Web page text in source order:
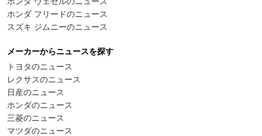
ホンダ フリードのニュース
スズキ ジムニーのニュース
メーカーからニュースを探す
トヨタのニュース
レクサスのニュース
日産のニュース
ホンダのニュース
三菱のニュース
マツダのニュース